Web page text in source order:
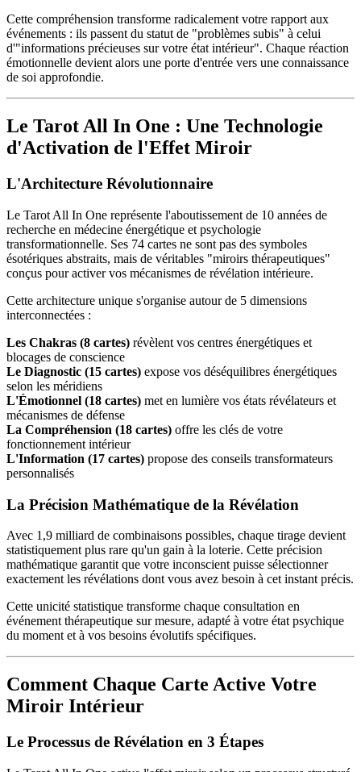
Cette compréhension transforme radicalement votre rapport aux
événements : ils passent du statut de "problèmes subis" à celui
d'"informations précieuses sur votre état intérieur". Chaque réaction
émotionnelle devient alors une porte d'entrée vers une connaissance
de soi approfondie.
Le Tarot All In One : Une Technologie
d'Activation de l'Effet Miroir
L'Architecture Révolutionnaire
Le Tarot All In One représente l'aboutissement de 10 années de
recherche en médecine énergétique et psychologie
transformationnelle. Ses 74 cartes ne sont pas des symboles
ésotériques abstraits, mais de véritables "miroirs thérapeutiques"
conçus pour activer vos mécanismes de révélation intérieure.
Cette architecture unique s'organise autour de 5 dimensions
interconnectées :
Les Chakras (8 cartes) révèlent vos centres énergétiques et
blocages de conscience
Le Diagnostic (15 cartes) expose vos déséquilibres énergétiques
selon les méridiens
L'Émotionnel (18 cartes) met en lumière vos états révélateurs et
mécanismes de défense
La Compréhension (18 cartes) offre les clés de votre
fonctionnement intérieur
L'Information (17 cartes) propose des conseils transformateurs
personnalisés
La Précision Mathématique de la Révélation
Avec 1,9 milliard de combinaisons possibles, chaque tirage devient
statistiquement plus rare qu'un gain à la loterie. Cette précision
mathématique garantit que votre inconscient puisse sélectionner
exactement les révélations dont vous avez besoin à cet instant précis.
Cette unicité statistique transforme chaque consultation en
événement thérapeutique sur mesure, adapté à votre état psychique
du moment et à vos besoins évolutifs spécifiques.
Comment Chaque Carte Active Votre
Miroir Intérieur
Le Processus de Révélation en 3 Étapes